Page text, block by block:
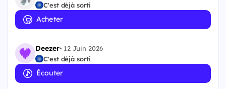
C'est déjà sorti
Acheter
Deezer• 12 Juin 2026
C'est déjà sorti
Écouter